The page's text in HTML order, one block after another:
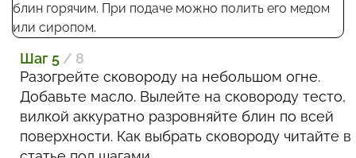
Шаг 5 / 8
Разогрейте сковороду на небольшом огне.
Добавьте масло. Вылейте на сковороду тесто,
вилкой аккуратно разровняйте блин по всей
поверхности. Как выбрать сковороду читайте в